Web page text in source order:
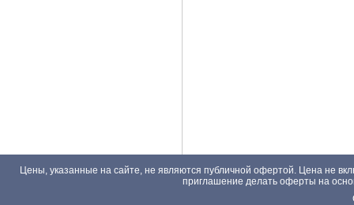
Цены, указанные на сайте, не являются публичной офертой. Цена не
приглашение делать оферты на